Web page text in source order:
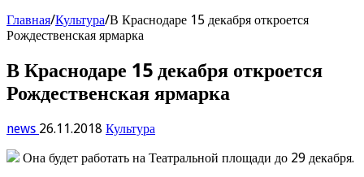
Главная/Культура/В Краснодаре 15 декабря откроется
Рождественская ярмарка
В Краснодаре 15 декабря откроется
Рождественская ярмарка
news 26.11.2018 Культура
Она будет работать на Театральной площади до 29 декабря.